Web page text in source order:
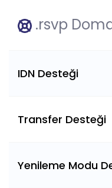
.rsvp
IDN Desteği
Transfer Desteği
Yenileme Modu